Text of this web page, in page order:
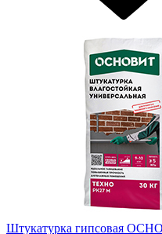
Штукатурка гипсовая